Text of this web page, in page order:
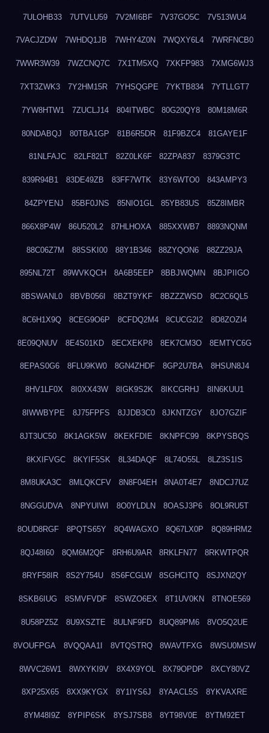
7ULOHB33 7UTVLU59 7V2MI6BF 7V37GO5C 7V513WU4
7VACJZDW 7WHDQ1JB 7WHY4Z0N 7WQXY6L4 7WRFNCB0
7WWR3W39 7WZCNQ7C 7X1TM5XQ 7XKFP983 7XMG6WJ3
7XT3ZWK3 7Y2HM15R 7YHSQGPE 7YKTB834 7YTLLGT7
7YW8HTW1 7ZUCLJ14 804ITWBC 80G20QY8 80M18M6R
80NDABQJ 80TBA1GP 81B6R5DR 81F9BZC4 81GAYE1F
81NLFAJC 82LF82LT 82Z0LK6F 82ZPA837 8379G3TC
839R94B1 83DE49ZB 83FF7WTK 83Y6WTO0 843AMPY3
84ZPYENJ 85BF0JNS 85NIO1GL 85YB83US 85Z8IMBR
866X8P4W 86U520L2 87HLHOXA 885XXWB7 8893NQNM
88C06Z7M 88SSKI00 88Y1B346 88ZYQON6 88ZZ29JA
895NL72T 89WVKQCH 8A6B5EEP 8BBJWQMN 8BJPIIGO
8BSWANL0 8BVB056I 8BZT9YKF 8BZZZWSD 8C2C6QL5
8C6H1X9Q 8CEG9O6P 8CFDQ2M4 8CUCG2I2 8D8ZOZI4
8E09QNUV 8E4S01KD 8ECXEKP8 8EK7CM3O 8EMTYC6G
8EPAS0G6 8FLU9KW0 8GN4ZHDF 8GP2U7BA 8HSUN8J4
8HV1LF0X 8I0XX43W 8IGK9S2K 8IKCGRHJ 8IN6KUU1
8IWWBYPE 8J75FPFS 8JJDB3C0 8JKNTZGY 8JO7GZIF
8JT3UC50 8K1AGK5W 8KEKFDIE 8KNPFC99 8KPYSBQS
8KXIFVGC 8KYIF5SK 8L34DAQF 8L74O55L 8LZ3S1IS
8M8UKA3C 8MLQKCFV 8N8F04EH 8NA0T4E7 8NDCJ7UZ
8NGGUDVA 8NPYUIWI 8O0YLDLN 8OASJ3P6 8OL9RU5T
8OUD8RGF 8PQTS65Y 8Q4WAGXO 8Q67LX0P 8Q89HRM2
8QJ48I60 8QM6M2QF 8RH6U9AR 8RKLFN77 8RKWTPQR
8RYF58IR 8S2Y754U 8S6FCGLW 8SGHCITQ 8SJXN2QY
8SKB6IUG 8SMVFVDF 8SWZO6EX 8T1UV0KN 8TNOE569
8U58PZ5Z 8U9XSZTE 8ULNF9FD 8UQ89PM6 8VO5Q2UE
8VOUFPGA 8VQQAA1I 8VTQSTRQ 8WAVTFXG 8WSU0MSW
8WVC26W1 8WXYKI9V 8X4X9YOL 8X79OPDP 8XCY80VZ
8XP25X65 8XX9KYGX 8Y1IYS6J 8YAACL5S 8YKVAXRE
8YM48I9Z 8YPIP6SK 8YSJ7SB8 8YT98V0E 8YTM92ET